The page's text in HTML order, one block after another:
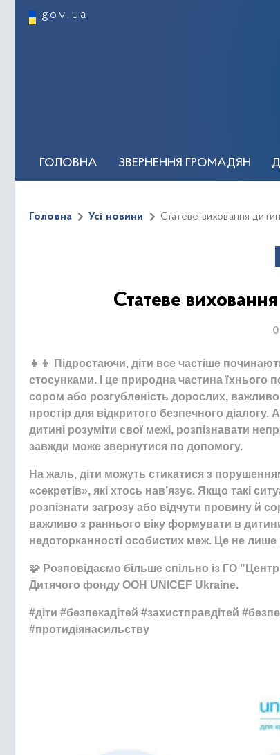
gov.ua
ГОЛОВНА ЗВЕРНЕННЯ ГРОМАДЯН
Головна Усі новини Статеве виховання
Статеве
👧👦 Підростаючи, діти все частіше
стосунками. І це природна частина їхнього
сором або розгубленість дорослих,
простір для відкритого безпечного
дитині розуміти свої межі, розпізнавати
завжди може звернутися по допомогу.
На жаль, діти можуть стикатися з
«секретів», які хтось нав’язує. Якщо такі
розпізнати загрозу або відчути провину й
важливо з раннього віку формувати в
недоторканності особистих меж. Це не лише
🧩 Розповідаємо більше спільно із ГО
Дитячого фонду ООН UNICEF Ukraine.
#діти #безпекадітей #захистправдітей
#протидіянасильству